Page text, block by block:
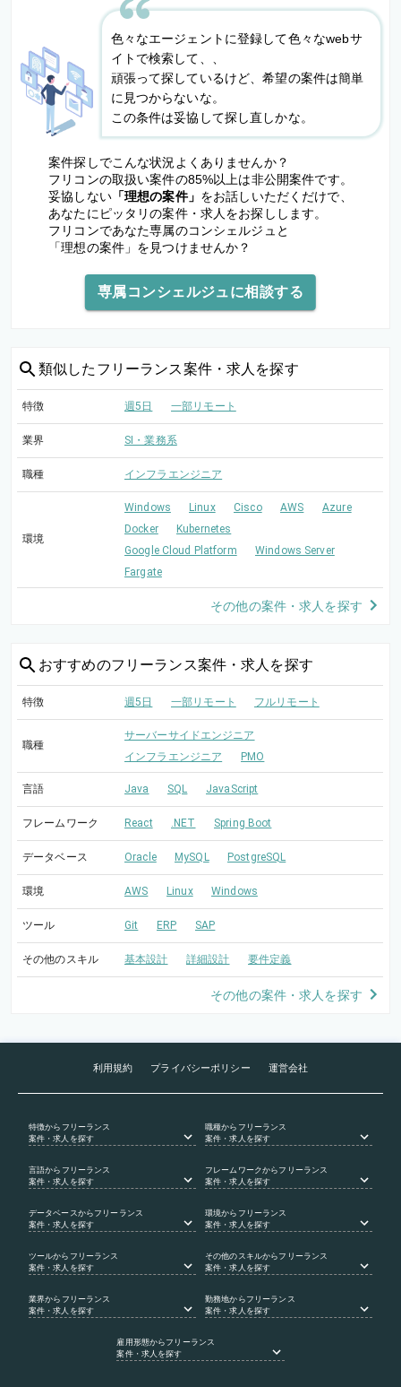
色々なエージェントに登録して色々なwebサ
イトで検索して、、
頑張って探しているけど、希望の案件は簡単
に見つからないな。
この条件は妥協して探し直しかな。
案件探しでこんな状況よくありませんか？
フリコンの取扱い案件の85%以上は非公開案件です。
妥協しない「理想の案件」 をお話しいただくだけで、
あなたにピッタリの案件・求人をお探しします。
フリコンであなた専属のコンシェルジュと
「理想の案件」を見つけませんか？
専属コンシェルジュに相談する
類似した フリーランス案件・求人を探す
特徴 週5日 一部リモート
業界 SI・業務系
職種 インフラエンジニア
環境
Windows Linux Cisco AWS
Azure
Docker
Kubernetes
Google Cloud Platform
Windows Server
Fargate
その他の案件・求人を探す
おすすめのフリーランス案件・求人を探す
特徴 週5日 一部リモート フルリモート
職種
サーバーサイドエンジニア
インフラエンジニア
PMO
言語 Java SQL JavaScript
フレームワーク React .NET Spring Boot
データベース Oracle MySQL PostgreSQL
環境 AWS Linux Windows
ツール Git ERP SAP
その他のスキル 基本設計 詳細設計 要件定義
その他の案件・求人を探す
利用規約 プライバシーポリシー 運営会社
特徴からフリーランス
案件・求人を探す
職種からフリーランス
案件・求人を探す
言語からフリーランス
案件・求人を探す
フレームワークからフリーランス
案件・求人を探す
データベース からフリーランス
案件・求人を探す
環境からフリーランス
案件・求人を探す
ツールからフリーランス
案件・求人を探す
その他のスキルからフリーランス
案件・求人を探す
業界からフリーランス
案件・求人を探す
勤務地からフリーランス
案件・求人を探す
雇用形態からフリーランス
案件・求人を探す